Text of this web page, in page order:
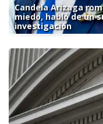
Candela Arizaga
miedo, habló de un
investigación